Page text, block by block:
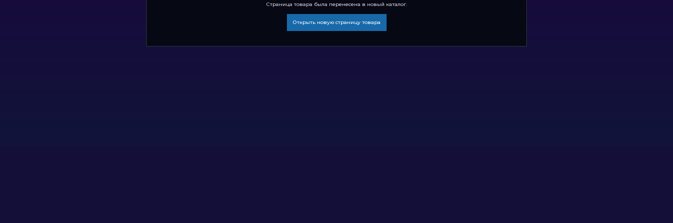
Страница товара была перенесена в новый каталог.
Открыть новую страницу товара